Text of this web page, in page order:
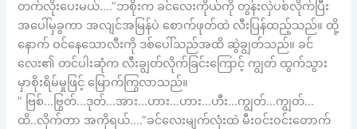
တက်လိုးပေးမယ်….”ဘစိုးက ခင်လေးကိုယ်ကို တွန်းလှဲပစ်လိုက်ပြီး
အပေါ်မှခွကာ အလျင်အမြန်ပဲ စောက်ဖုတ်ထဲ လီးပြန်ထည့်သည်။ ထို့
နောက် ဝင်နေသောလီးကို ဒစ်ပေါ်သည်အထိ ဆွဲချွတ်သည်။ ခင်
လေး၏ တင်ပါးဆုံက လီးချွတ်လိုက်ခြင်းကြောင့် ကျွတ် ထွက်သွား
မှာစိုးရိမ်မှုဖြင့် မြောက်ကြွလာသည်။
” ဗြစ်…ဗြွတ်…ဒုတ်…အား…ဟား…ဟား…ဟီး…ကျွတ်…ကျွတ်…
ထိ..လိုက်တာ အကိုရယ်….”ခင်လေးမျက်လုံးထဲ မီးဝင်းဝင်းတောက်